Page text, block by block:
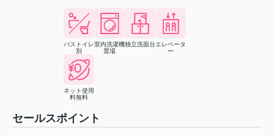
バストイレ
別
室内洗濯機
置場
独立洗面台エレベータ
ー
ネット使用
料無料
セールスポイント